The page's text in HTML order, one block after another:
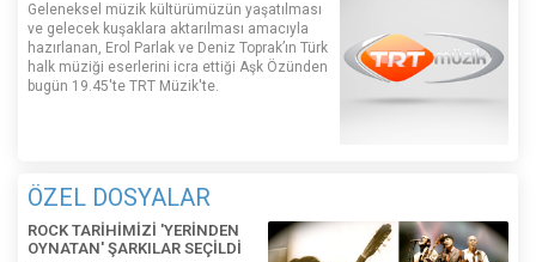
Geleneksel müzik kültürümüzün yaşatılması
ve gelecek kuşaklara aktarılması amacıyla
hazırlanan, Erol Parlak ve Deniz Toprak’ın Türk
halk müziği eserlerini icra ettiği Aşk Özünden
bugün 19.45'te TRT Müzik'te.
ÖZEL DOSYALAR
ROCK TARİHİMİZİ 'YERİNDEN
OYNATAN' ŞARKILAR SEÇİLDİ